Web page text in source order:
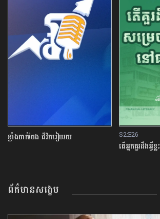
ខ្លាំងចាត់ចែង ជីវិតរៀបរយ S2:E26
ព័ត៌មានសង្ខេប